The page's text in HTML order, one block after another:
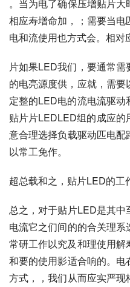
。当为电了确保压增贴片
相应寿增命加，；需要当
电和流使用也方式会。相对
片如果LED我们，要通常
的电亮源度供，应就，需
定整的LED电的流电流驱
贴片片LEDLED组的成应
意合理选择负载驱动匹电
以常工免作。
超总载和之，贴片LED的工
总之，对于贴片LED是其中
电流它之们间的的合关理
常研工作以究及和理使用
和要的使用影适合响的。
方式，，我们从而应实严